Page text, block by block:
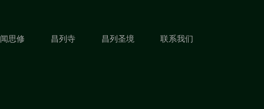
闻思修 昌列寺 昌列圣境 联系我们